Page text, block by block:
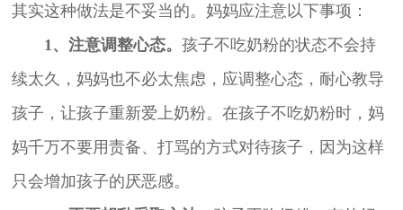
其实这种做法是不妥当的。妈妈应注意以下事项：
1、注意调整心态。 孩子不吃奶粉的状态不会持
续太久，妈妈也不必太焦虑，应调整心态，耐心教导
孩子，让孩子重新爱上奶粉。在孩子不吃奶粉时，妈
妈千万不要用责备、打骂的方式对待孩子，因为这样
只会增加孩子的厌恶感。